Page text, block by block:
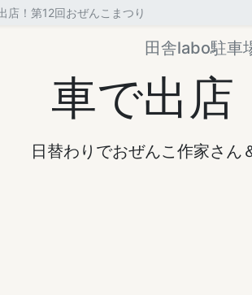
店！第12回おぜんこまつり
田舎labo駐車
車で出店
日替わりでおぜんこ作家さん